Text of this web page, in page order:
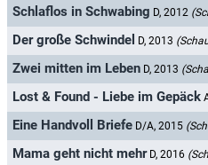
Schlaflos in Schwabing D, 2012
Der große Schwindel D, 2013
Zwei mitten im Leben D, 2013
Lost & Found - Liebe im Gepäck
Eine Handvoll Briefe D/A, 2015
Mama geht nicht mehr D, 2016